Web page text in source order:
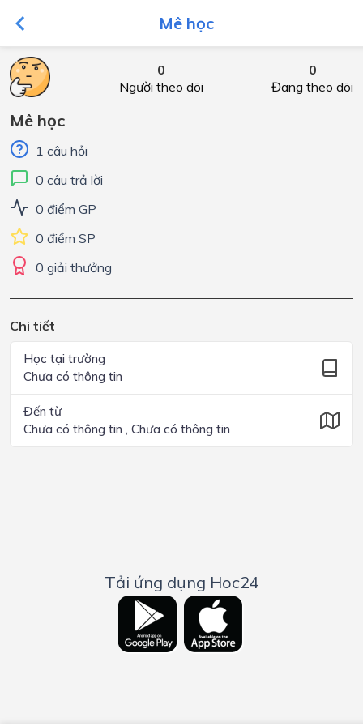
Mê học
0
Người theo dõi
0
Đang theo dõi
Mê học
1 câu hỏi
0 câu trả lời
0 điểm GP
0 điểm SP
0 giải thưởng
Chi tiết
Học tại trường
Chưa có thông tin
Đến từ
Chưa có thông tin , Chưa có thông tin
Tải ứng dụng Hoc24